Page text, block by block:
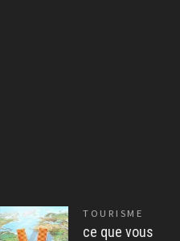
TOURISME
ce que vous